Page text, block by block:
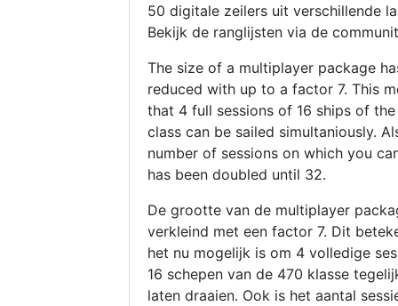
50 digitale zeilers uit verschillende
Bekijk de ranglijsten via de
The size of a multiplayer package
reduced with up to a factor 7. This
that 4 full sessions of 16 ships of
class can be sailed simultaniously.
number of sessions on which you
has been doubled until 32.
De grootte van de multiplayer
verkleind met een factor 7. Dit
het nu mogelijk is om 4 volledige
16 schepen van de 470 klasse
laten draaien. Ook is het aantal